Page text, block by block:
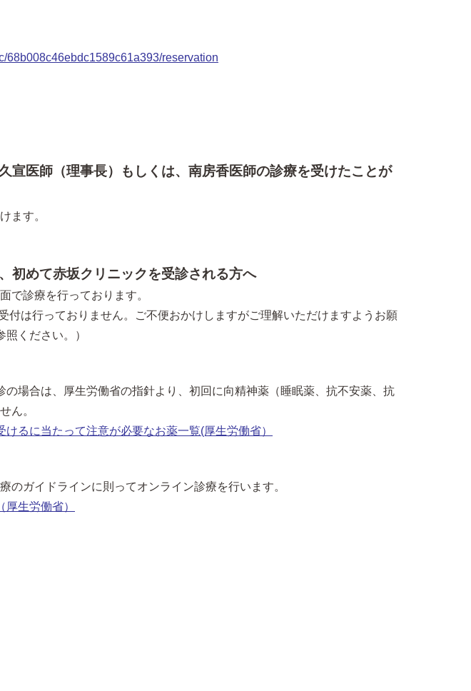
68b008c46ebdc1589c61a393/reservation
宣医師（理事長）もしくは、南房香医師の診療を受けたことが
ます。
初めて赤坂クリニックを受診される方へ
で診療を行っております。
付は行っておりません。ご不便おかけしますがご理解いただけますようお願
ください。）
場合は、厚生労働省の指針より、初回に向精神薬（睡眠薬、抗不安薬、抗
ん。
るに当たって注意が必要なお薬一覧(厚生労働省）
のガイドラインに則ってオンライン診療を行います。
生労働省）